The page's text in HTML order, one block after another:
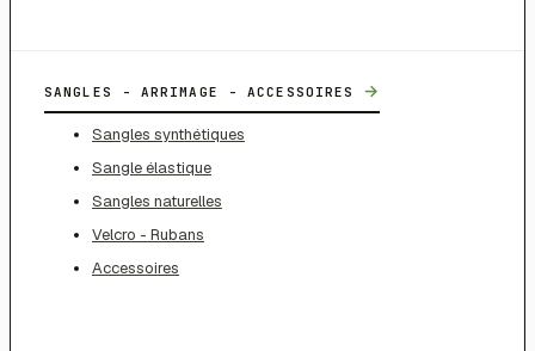
SANGLES - ARRIMAGE - ACCESSOIRES →
Sangles synthétiques
Sangle élastique
Sangles naturelles
Velcro - Rubans
Accessoires